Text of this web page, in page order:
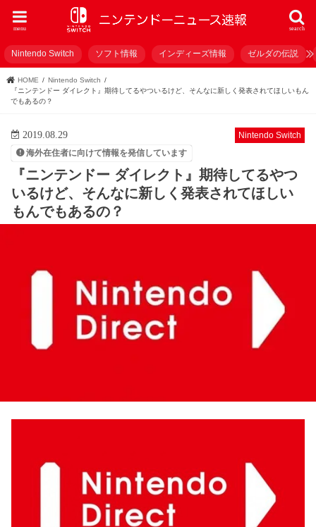
search
menu
Nintendo Switch ソフト情報 インディーズ情報 ゼルダの伝説
HOME
Nintendo Switch
『ニンテンドー ダイレクト』期待してるやついるけど、そんなに新しく発表されてほしいもん
でもあるの？
Nintendo Switch
2019.08.29
海外在住者に向けて情報を発信しています
『ニンテンドー ダイレクト』期待してるやつ
いるけど、そんなに新しく発表されてほしい
もんでもあるの？